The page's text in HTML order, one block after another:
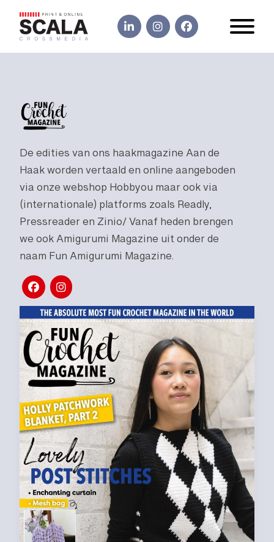
De edities van ons haakmagazine Aan de
Haak worden vertaald en online aangeboden
via onze webshop Hobbyou maar ook via
(internationale) platforms zoals Readly,
Pressreader en Zinio/ Vanaf heden brengen
we ook Amigurumi Magazine uit onder de
naam Fun Amigurumi Magazine.